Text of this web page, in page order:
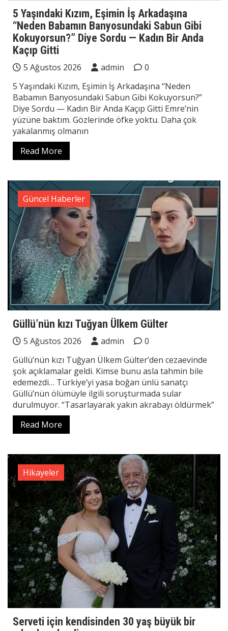
5 Yaşındaki Kızım, Eşimin İş Arkadaşına
“Neden Babamın Banyosundaki Sabun Gibi
Kokuyorsun?” Diye Sordu — Kadın Bir Anda
Kaçıp Gitti
5 Ağustos 2026 admin
0
5 Yaşındaki Kızım, Eşimin İş Arkadaşına “Neden
Babamın Banyosundaki Sabun Gibi Kokuyorsun?”
Diye Sordu — Kadın Bir Anda Kaçıp Gitti Emre’nin
yüzüne baktım. Gözlerinde öfke yoktu. Daha çok
yakalanmış olmanın
Read More
Güncel Haberler
Güllü’nün kızı Tuğyan Ülkem Gülter
5 Ağustos 2026 admin
0
Güllü’nün kızı Tuğyan Ülkem Gülter’den cezaevinde
şok açıklamalar geldi. Kimse bunu asla tahmin bile
edemezdi… Türkiye’yi yasa boğan ünlü sanatçı
Güllü’nün ölümüyle ilgili soruşturmada sular
durulmuyor. “Tasarlayarak yakın akrabayı öldürmek”
Read More
Hikayeler
Serveti için kendisinden 30 yaş büyük bir